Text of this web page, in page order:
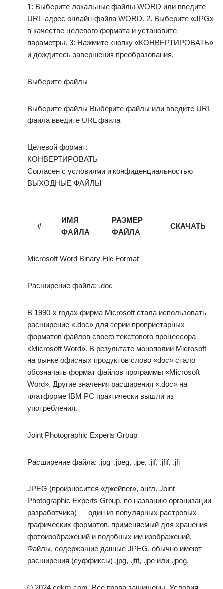
1: Выберите локальные файлы WORD или введите
URL-адрес онлайн-файла WORD. 2. Выберите «JPG»
в качестве целевого формата и установите
параметры. 3: Нажмите кнопку «КОНВЕРТИРОВАТЬ»
и дождитесь завершения преобразования.
Выберите файлы
Выберите файлы Выберите файлы или введите URL
файла введите URL файла
Целевой формат:
КОНВЕРТИРОВАТЬ
Согласен с условиями и конфиденциальностью
ВЫХОДНЫЕ ФАЙЛЫ
#
ИМЯ
ФАЙЛА
РАЗМЕР
ФАЙЛА
СКАЧАТЬ
Microsoft Word Binary File Format
Расширение файла: .doc
В 1990-х годах фирма Microsoft стала использовать
расширение «.doc» для серии проприетарных
форматов файлов своего текстового процессора
«Microsoft Word». В результате монополии Microsoft
на рынке офисных продуктов слово «doc» стало
обозначать формат файлов программы «Microsoft
Word». Другие значения расширения «.doc» на
платформе IBM PC практически вышли из
употребления.
Joint Photographic Experts Group
Расширение файла: .jpg, .jpeg, .jpe, .jif, .jfif, .jfi
JPEG (произносится «джейпег», англ. Joint
Photographic Experts Group, по названию организации-
разработчика) — один из популярных растровых
графических форматов, применяемый для хранения
фотоизображений и подобных им изображений.
Файлы, содержащие данные JPEG, обычно имеют
расширения (суффиксы) .jpg, .jfif, .jpe или .jpeg.